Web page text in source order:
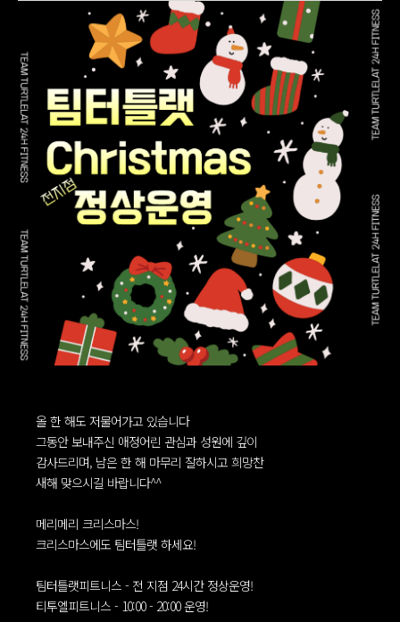
올 한 해도 저물어가고 있습니다
그동안 보내주신 애정어린 관심과 성원에 깊이
감사드리며, 남은 한 해 마무리 잘하시고 희망찬
새해 맞으시길 바랍니다^^
메리메리 크리스마스!
크리스마스에도 팀터틀랫 하세요!
팀터틀랫피트니스 - 전 지점 24시간 정상운영!
티투엘피트니스 - 10:00 - 20:00 운영!